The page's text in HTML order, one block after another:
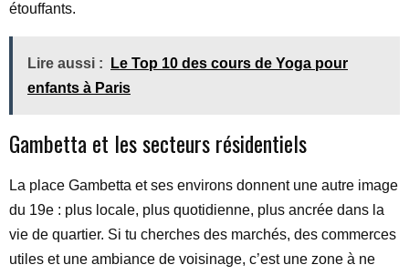
étouffants.
Lire aussi :
Le Top 10 des cours de Yoga pour
enfants à Paris
Gambetta et les secteurs résidentiels
La place Gambetta et ses environs donnent une autre image
du 19e : plus locale, plus quotidienne, plus ancrée dans la
vie de quartier. Si tu cherches des marchés, des commerces
utiles et une ambiance de voisinage, c’est une zone à ne